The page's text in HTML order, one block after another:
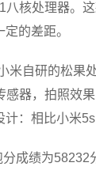
核处理器。
的差距。
米自研的松果
器，拍照效
：相比小米
成绩为